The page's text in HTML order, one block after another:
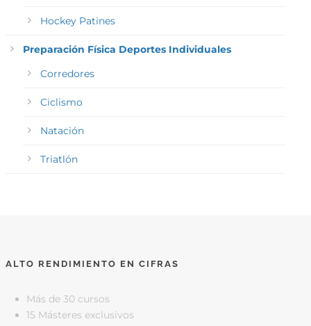
Hockey Patines
Preparación Física Deportes Individuales
Corredores
Ciclismo
Natación
Triatlón
ALTO RENDIMIENTO EN CIFRAS
Más de 30 cursos
15 Másteres exclusivos